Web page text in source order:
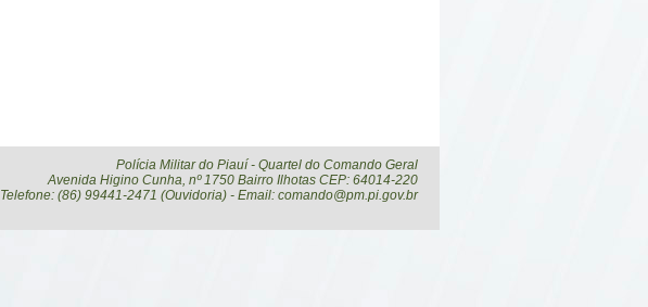
Polícia Militar do Piauí - Quartel do Comando Geral
Avenida Higino Cunha, nº 1750 Bairro Ilhotas CEP: 64014-220
Telefone: (86) 99441-2471 (Ouvidoria) - Email: comando@pm.pi.gov.br